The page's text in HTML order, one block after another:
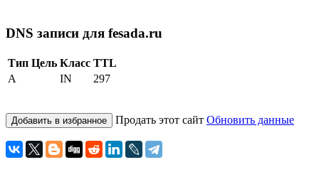
DNS записи для fesada.ru
Тип Цель Класс TTL
A
IN 297
Добавить в избранное Продать этот сайт Обновить данные